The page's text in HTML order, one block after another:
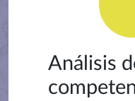
Análisis